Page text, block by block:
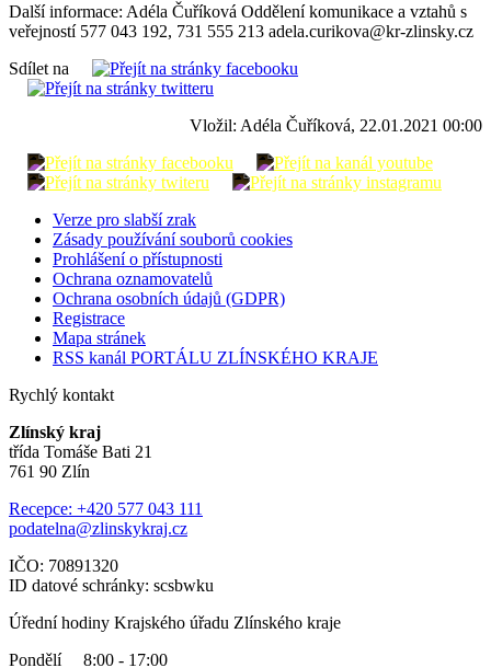
Další informace: Adéla Čuříková Oddělení komunikace a vztahů s
veřejností 577 043 192, 731 555 213 adela.curikova@kr-zlinsky.cz
Sdílet na
Vložil: Adéla Čuříková, 22.01.2021 00:00
Verze pro slabší zrak
Zásady používání souborů cookies
Prohlášení o přístupnosti
Ochrana oznamovatelů
Ochrana osobních údajů (GDPR)
Registrace
Mapa stránek
RSS kanál PORTÁLU ZLÍNSKÉHO KRAJE
Rychlý kontakt
Zlínský kraj
třída Tomáše Bati 21
761 90 Zlín
Recepce: +420 577 043 111
podatelna@zlinskykraj.cz
IČO: 70891320
ID datové schránky: scsbwku
Úřední hodiny Krajského úřadu Zlínského kraje
Pondělí 8:00 - 17:00